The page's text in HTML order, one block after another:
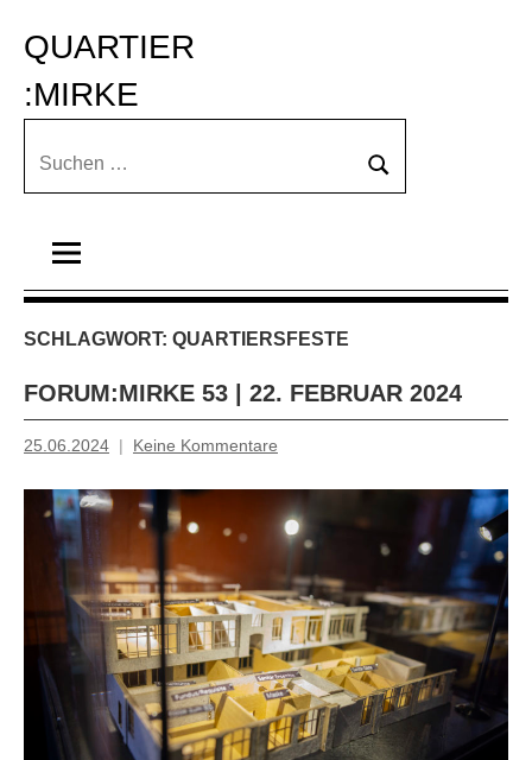
Inhalt
springen
QUARTIER
:MIRKE
Suchen
Suchen
SCHLAGWORT: QUARTIERSFESTE
FORUM:MIRKE 53 | 22. FEBRUAR 2024
25.06.2024
Inge
Grau
Keine Kommentare